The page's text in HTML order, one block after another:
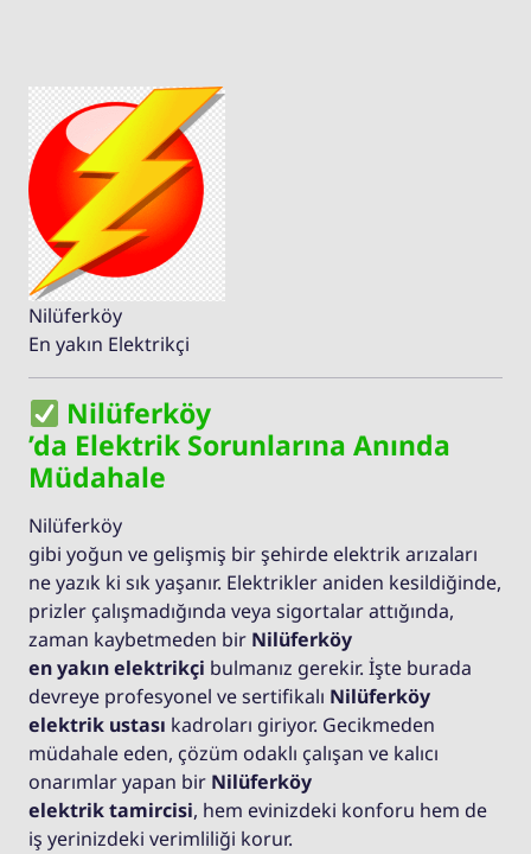
Nilüferköy
En yakın Elektrikçi
Nilüferköy
’da Elektrik Sorunlarına Anında
Müdahale
Nilüferköy
gibi yoğun ve gelişmiş bir şehirde elektrik arızaları
ne yazık ki sık yaşanır. Elektrikler aniden kesildiğinde,
prizler çalışmadığında veya sigortalar attığında,
zaman kaybetmeden bir Nilüferköy
en yakın elektrikçi bulmanız gerekir. İşte burada
devreye profesyonel ve sertifikalı Nilüferköy
elektrik ustası kadroları giriyor. Gecikmeden
müdahale eden, çözüm odaklı çalışan ve kalıcı
onarımlar yapan bir Nilüferköy
elektrik tamircisi, hem evinizdeki konforu hem de
iş yerinizdeki verimliliği korur.